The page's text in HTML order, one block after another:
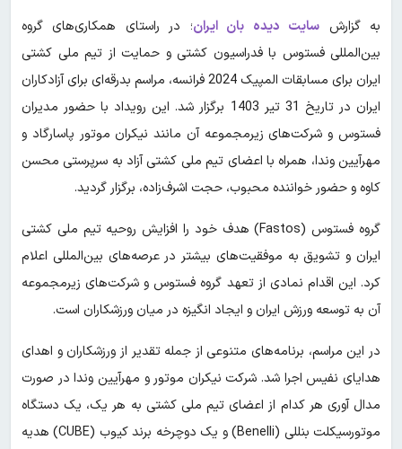
به گزارش سایت دیده بان ایران؛ در راستای همکاری‌های گروه
بین‌المللی فستوس با فدراسیون کشتی و حمایت از تیم ملی کشتی
ایران برای مسابقات المپیک 2024 فرانسه، مراسم بدرقه‌ای برای آزادکاران
ایران در تاریخ 31 تیر 1403 برگزار شد. این رویداد با حضور مدیران
فستوس و شرکت‌های زیرمجموعه آن مانند نیکران موتور پاسارگاد و
مهرآیین وندا، همراه با اعضای تیم ملی کشتی آزاد به سرپرستی محسن
کاوه و حضور خواننده محبوب، حجت اشرف‌زاده، برگزار گردید.
گروه فستوس (Fastos) هدف خود را افزایش روحیه تیم ملی کشتی
ایران و تشویق به موفقیت‌های بیشتر در عرصه‌های بین‌المللی اعلام
کرد. این اقدام نمادی از تعهد گروه فستوس و شرکت‌های زیرمجموعه
آن به توسعه ورزش ایران و ایجاد انگیزه در میان ورزشکاران است.
در این مراسم، برنامه‌های متنوعی از جمله تقدیر از ورزشکاران و اهدای
هدایای نفیس اجرا شد. شرکت نیکران موتور و مهرآیین وندا در صورت
مدال آوری هر کدام از اعضای تیم ملی کشتی به هر یک، یک دستگاه
موتورسیکلت بنللی (Benelli) و یک دوچرخه برند کیوب (CUBE) هدیه